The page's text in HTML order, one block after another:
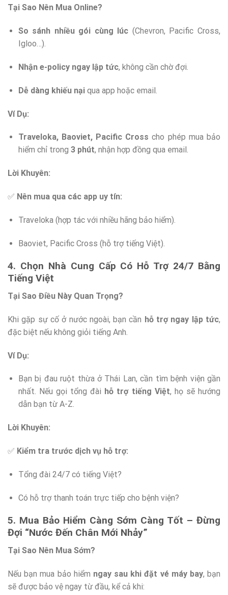
Tại Sao Nên Mua Online?
So sánh nhiều gói cùng lúc (Chevron, Pacific Cross,
Igloo…).
Nhận e-policy ngay lập tức, không cần chờ đợi.
Dễ dàng khiếu nạiqua app hoặc email.
Ví Dụ:
Traveloka, Baoviet, Pacific Cross cho phép mua bảo
hiểm chỉ trong 3 phút, nhận hợp đồng qua email.
Lời Khuyên:
✅ Nên mua qua các app uy tín:
Traveloka (hợp tác với nhiều hãng bảo hiểm).
Baoviet, Pacific Cross (hỗ trợ tiếng Việt).
4. Chọn Nhà Cung Cấp Có Hỗ Trợ 24/7 Bằng
Tiếng Việt
Tại Sao Điều Này Quan Trọng?
Khi gặp sự cố ở nước ngoài, bạn cần hỗ trợ ngay lập tức,
đặc biệt nếu không giỏi tiếng Anh.
Ví Dụ:
Bạn bị đau ruột thừa ở Thái Lan, cần tìm bệnh viện gần
nhất. Nếu gọi tổng đài hỗ trợ tiếng Việt, họ sẽ hướng
dẫn bạn từ A-Z.
Lời Khuyên:
✅ Kiểm tra trước dịch vụ hỗ trợ:
Tổng đài 24/7 có tiếng Việt?
Có hỗ trợ thanh toán trực tiếp cho bệnh viện?
5. Mua Bảo Hiểm Càng Sớm Càng Tốt – Đừng
Đợi “Nước Đến Chân Mới Nhảy”
Tại Sao Nên Mua Sớm?
Nếu bạn mua bảo hiểm ngay sau khi đặt vé máy bay, bạn
sẽ được bảo vệ ngay từ đầu, kể cả khi: